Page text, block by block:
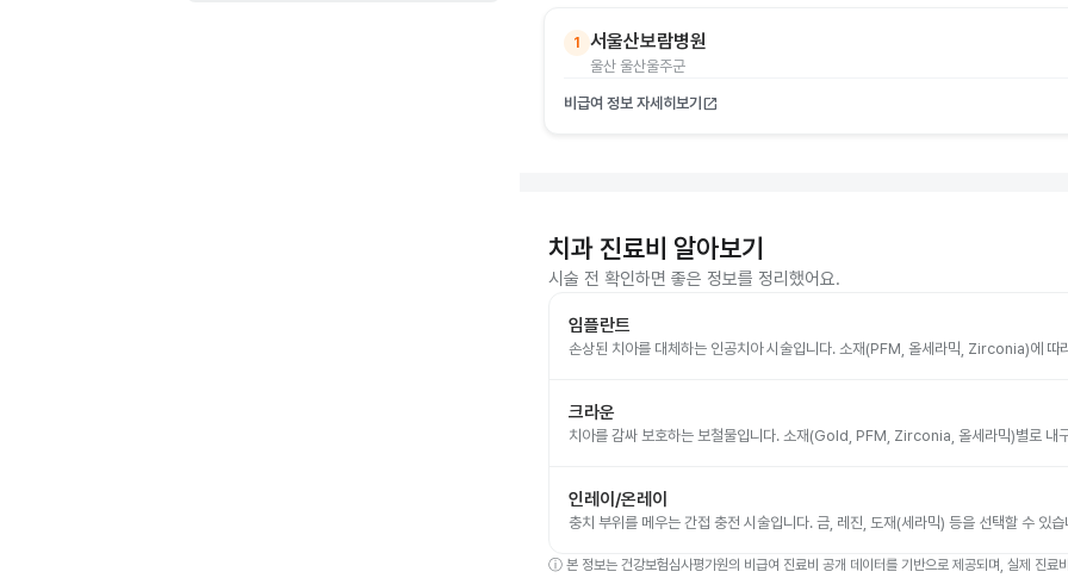
1 서울산보람병원
울산 울산울주군
비급여 정보 자세히보기 open_in_new
치과 진료비 알아보기
시술 전 확인하면 좋은 정보를 정리했어요.
임플란트
손상된 치아를 대체하는 인공치아 시술입니다. 소재(PFM, 올세라믹, Zirconia)에 따
크라운
치아를 감싸 보호하는 보철물입니다. 소재(Gold, PFM, Zirconia, 올세라믹)별로 내
인레이/온레이
충치 부위를 메우는 간접 충전 시술입니다. 금, 레진, 도재(세라믹) 등을 선택할 수 있습
ⓘ 본 정보는 건강보험심사평가원의 비급여 진료비 공개 데이터를 기반으로 제공되며, 실제 진료